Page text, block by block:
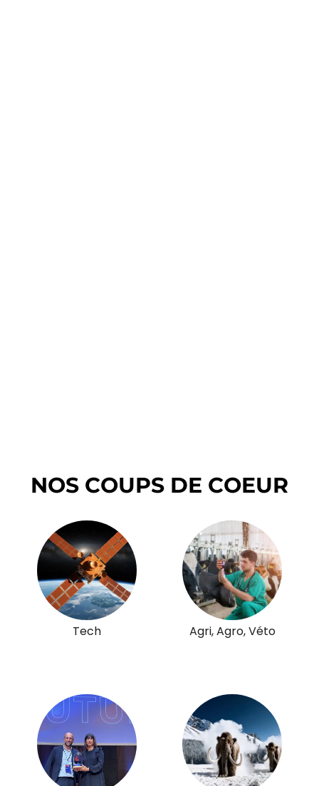
NOS COUPS DE COEUR
Tech Agri, Agro, Véto